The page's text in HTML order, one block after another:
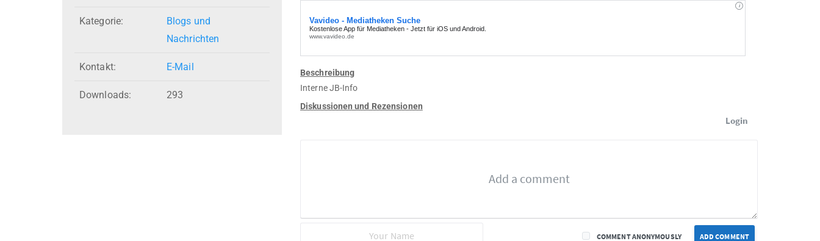
Kategorie:
Blogs und
Nachrichten
Kontakt: E-Mail
Downloads: 293
Beschreibung
Interne JB-Info
Diskussionen und Rezensionen
Login
ADD COMMENT
COMMENT ANONYMOUSLY